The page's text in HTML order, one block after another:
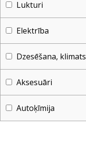
Lukturi
Elektrība
Dzesēšana, klimats
Aksesuāri
Autoķīmija